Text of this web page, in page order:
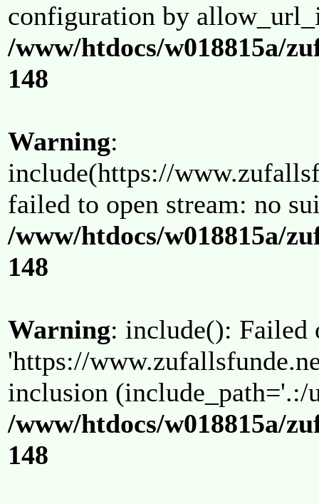
configuration by
/www/htdocs/w018815a/
148
Warning:
include(https://
failed to open stream: no
/www/htdocs/w018815a/
148
Warning: include(): Failed
'https://
inclusion (include_path='.:/
/www/htdocs/w018815a/
148